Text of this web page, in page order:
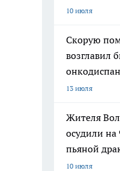
10 июля
Скорую
возглавил
13 июля
Жителя
осудили на
пьяной
10 июля